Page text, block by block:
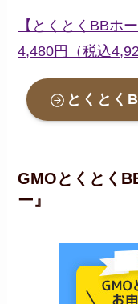
【とくとくBBホ
4,480円（税込
とくとく
GMOとくとく
ー』